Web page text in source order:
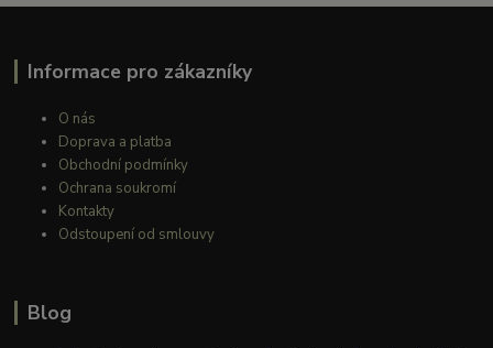
Informace pro zákazníky
O nás
Doprava a platba
Obchodní podmínky
Ochrana soukromí
Kontakty
Odstoupení od smlouvy
Blog